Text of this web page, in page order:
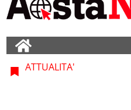
ATTUALITA'